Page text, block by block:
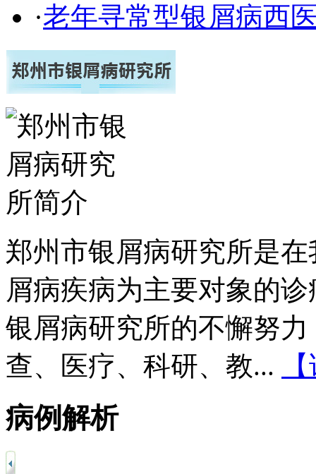
·老年寻常型银屑病西
郑州市银屑病研究所是
屑病疾病为主要对象的
银屑病研究所的不懈努
查、医疗、科研、教...
病例解析